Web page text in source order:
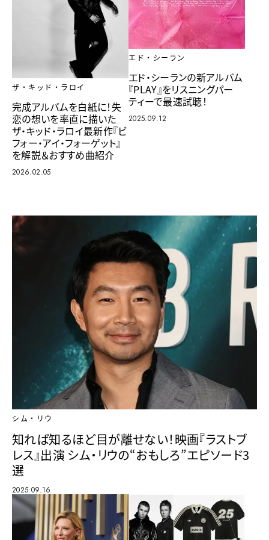
ザ・キッド・ラロイ
完成アルバムを白紙に！失
恋の想いを率直に描いた
ザ・キッド・ラロイ最新作『ビ
フォー・アイ・フォーゲット』
を解説＆おすすめ曲紹介
2026.02.05
エド・シーラン
エド・シーランの新アルバム
『PLAY』をリスニングパー
ティーで最速試聴！
2025.09.12
シム・リウ
知れば知るほど目が離せない！映画『ラストブ
レス』出演 シム・リウの“おもしろ”エピソード3
選
2025.09.16